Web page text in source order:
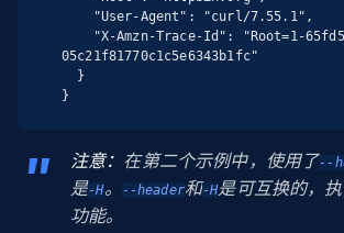
05c21f81770c1c5e6343b1fc"
}
注意： 在第二个示例中，使用了--
是-H。 --header和-H是可互换的，
功能。